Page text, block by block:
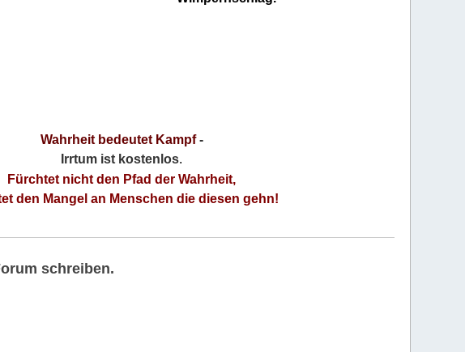
Wahrheit bedeutet Kampf-
Irrtum ist kostenlos.
Fürchtet nicht den Pfad der Wahrheit,
den Mangel an Menschen die diesen gehn!
schreiben.